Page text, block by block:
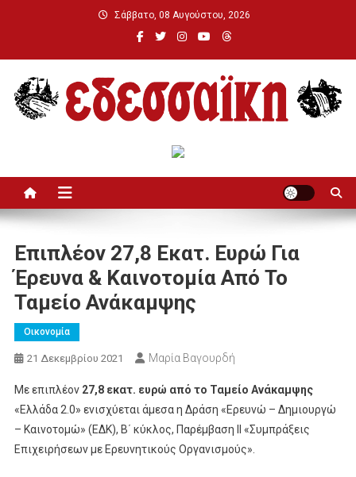
Σάββατο, 08 Αυγούστου, 2026
Επιπλέον 27,8 Εκατ. Ευρώ Για
Έρευνα & Καινοτομία Από Το
Ταμείο Ανάκαμψης
Οικονομία
21 Δεκεμβρίου 2021 Μαρία Βαγουρδή
Με επιπλέον 27,8 εκατ. ευρώ από το Ταμείο Ανάκαμψης
«Ελλάδα 2.0» ενισχύεται άμεσα η Δράση «Ερευνώ – Δημιουργώ
– Καινοτομώ» (ΕΔΚ), Β΄ κύκλος, Παρέμβαση II «Συμπράξεις
Επιχειρήσεων με Ερευνητικούς Οργανισμούς».